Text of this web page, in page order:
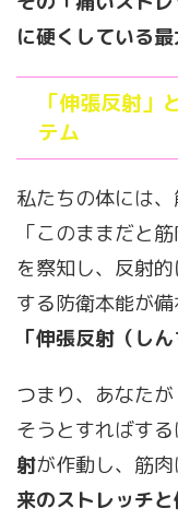
に硬くしている最
「伸張反射」
テム
私たちの体には、
「このままだと
を察知し、反射
する防衛本能が
「伸張反射（し
つまり、あなた
そうとすればする
射が作動し、筋
来のストレッチ